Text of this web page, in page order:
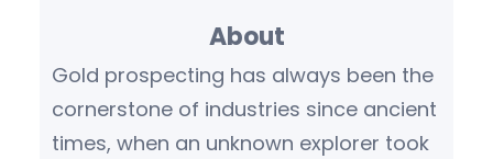
h
About
Gold prospecting has always been the
cornerstone of industries since ancient
times, when an unknown explorer took